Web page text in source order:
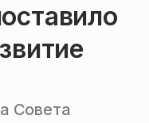
Совета